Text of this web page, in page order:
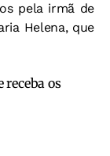
pela irmã de
Helena, que
receba os